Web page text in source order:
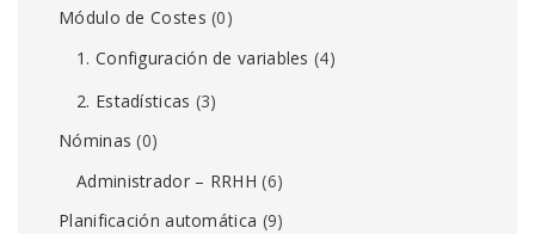
Módulo de Costes (0)
1. Configuración de variables (4)
2. Estadísticas (3)
Nóminas (0)
Administrador – RRHH (6)
Planificación automática (9)